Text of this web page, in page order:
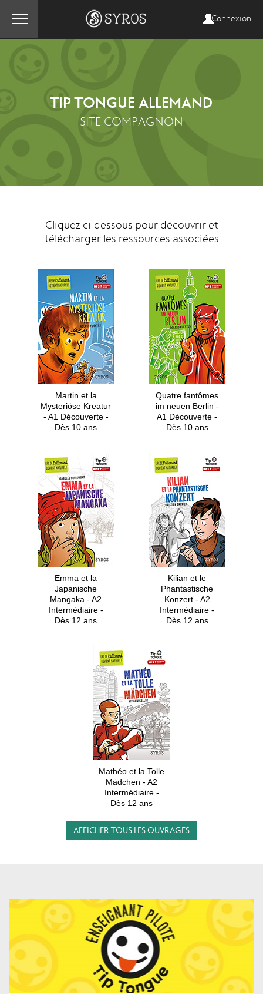
Connexion
TIP TONGUE ALLEMAND
SITE COMPAGNON
Cliquez ci-dessous pour découvrir et
télécharger les ressources associées
Martin et la
Mysteriöse Kreatur
- A1 Découverte -
Dès 10 ans
Quatre fantômes
im neuen Berlin -
A1 Découverte -
Dès 10 ans
Emma et la
Japanische
Mangaka - A2
Intermédiaire -
Dès 12 ans
Kilian et le
Phantastische
Konzert - A2
Intermédiaire -
Dès 12 ans
Mathéo et la Tolle
Mädchen - A2
Intermédiaire -
Dès 12 ans
AFFICHER TOUS LES OUVRAGES